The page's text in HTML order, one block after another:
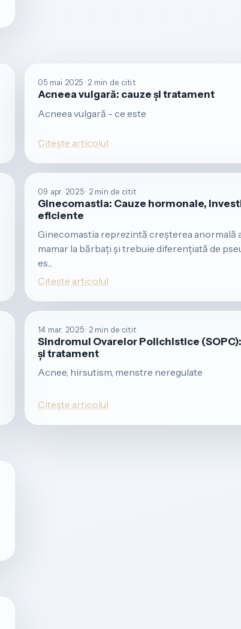
05 mai 2025 · 2 min de citit
Acneea vulgară: cauze și tratament
Acneea vulgară - ce este
Citește articolul
09 apr. 2025 · 2 min de citit
Ginecomastia: Cauze hormonale,
eficiente
Ginecomastia reprezintă creșterea anormală
mamar la bărbați și trebuie diferențiată de
es...
Citește articolul
14 mar. 2025 · 2 min de citit
Sindromul Ovarelor Polichistice
și tratament
Acnee, hirsutism, menstre neregulate
Citește articolul